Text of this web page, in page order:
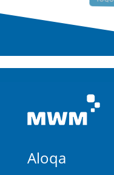
Aloqa